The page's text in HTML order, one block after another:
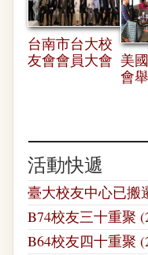
台南市台大校
友會會員大會 美
會
活動快遞
臺大校友中心已搬
B74校友三十重聚
B64校友四十重聚